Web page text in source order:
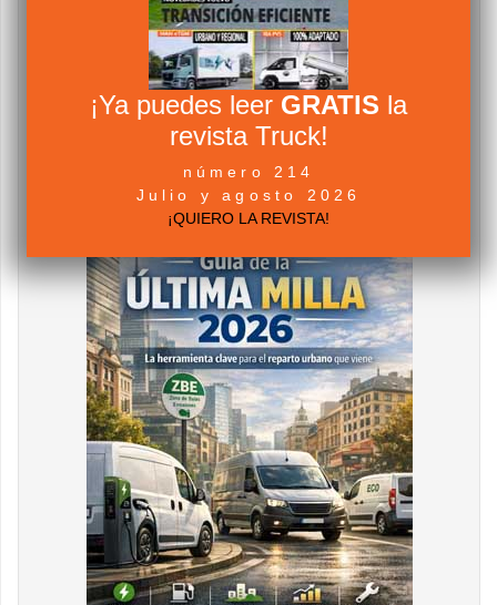
¡Ya puedes leer GRATIS la
revista Truck!
número 214
Julio y agosto 2026
¡QUIERO LA REVISTA!